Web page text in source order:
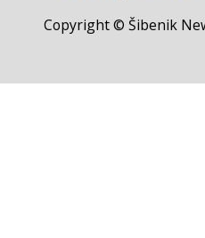
Copyright © Šibenik